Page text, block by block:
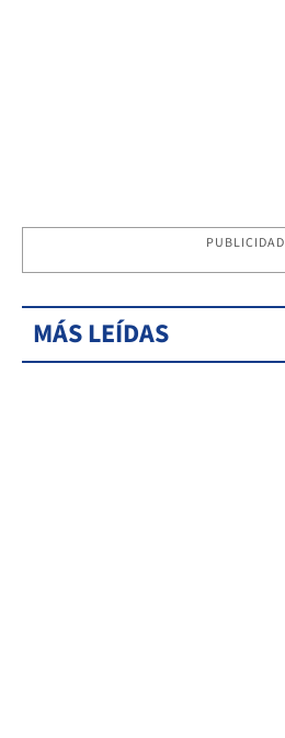
PUBLICIDAD
MÁS LEÍDAS